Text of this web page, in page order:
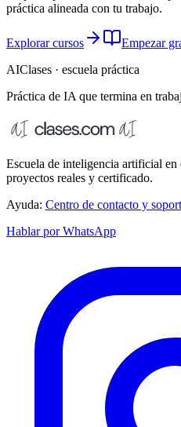
práctica alineada con tu trabajo.
Explorar cursos
Empezar
AIClases · escuela práctica
Práctica de IA que termina en
Escuela de inteligencia artificial en
proyectos reales y certificado.
Ayuda: Centro de contacto y
Hablar por WhatsApp